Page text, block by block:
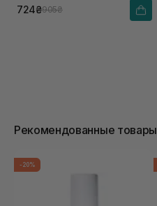
724₴905₴
Рекомендованные товары
-20%